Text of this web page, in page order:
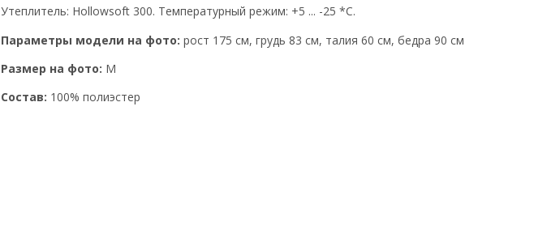
Утеплитель: Hollowsoft 300. Температурный режим: +5 ... -25 *С.
Параметры модели на фото: рост 175 см, грудь 83 см, талия 60 см, бедра 90 см
Размер на фото: M
Состав: 100% полиэстер